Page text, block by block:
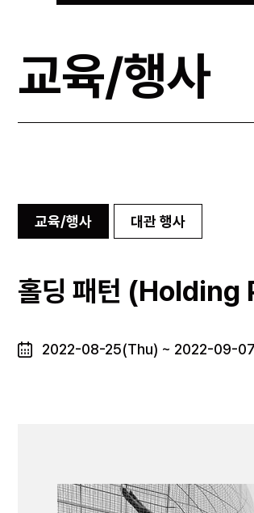
교육/행사
교육/행사 대관 행사
홀딩 패턴
2022-08-25(Thu) ~ 2022-09-